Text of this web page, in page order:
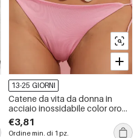
13-25 GIORNI
Catene da vita da donna in
acciaio inossidabile color oro
con pendenti a conchiglia della
serie Beach
€3,81
Ordine min. di 1 pz.